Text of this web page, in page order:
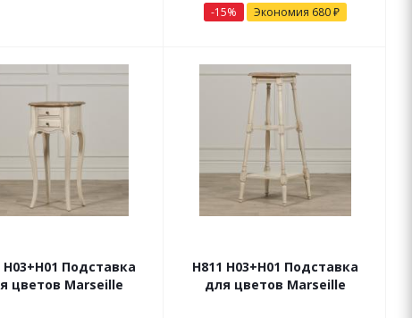
-15% Экономия 680₽
H03+H01 Подставка
цветов Marseille
H811 H03+H01 Подставка
для цветов Marseille